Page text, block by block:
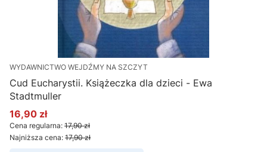
WYDAWNICTWO WEJDŹMY NA SZCZYT
Cud Eucharystii. Książeczka dla dzieci - Ewa
Stadtmuller
Cena promocyjna
16,90 zł
Cena regularna: 17,90 zł
Najniższa cena: 17,90 zł